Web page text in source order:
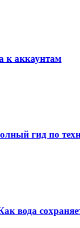
к аккаунтам
гид по
вода